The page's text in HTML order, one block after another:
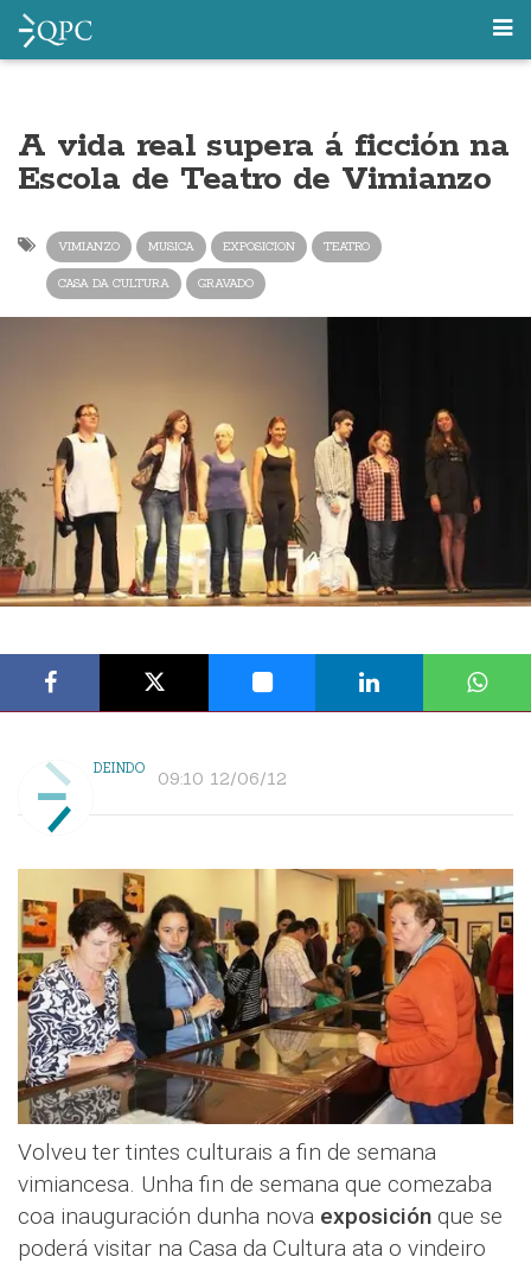
A vida real supera á ficción na
Escola de Teatro de Vimianzo
VIMIANZO MUSICA EXPOSICION TEATRO
CASA DA CULTURA GRAVADO
DEINDO 09:10 12/06/12
Volveu ter tintes culturais a fin de semana
vimiancesa. Unha fin de semana que comezaba
coa inauguración dunha nova exposición que se
poderá visitar na Casa da Cultura ata o vindeiro